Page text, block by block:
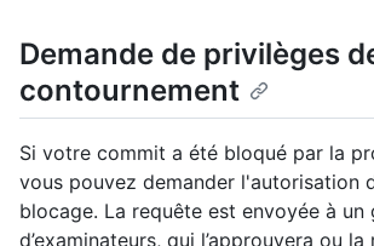
Demande de privilèges
contournement
Si votre commit a été bloqué par la
vous pouvez demander l'autorisation
blocage. La requête est envoyée à un
d’examinateurs, qui l’approuvera ou la